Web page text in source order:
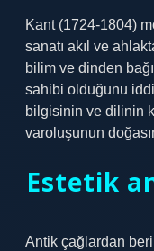
Kant (1724-1804)
sanatı akıl ve
bilim ve dinden
sahibi olduğunu
bilgisinin ve dilinin
varoluşunun
Estetik
Antik çağlardan